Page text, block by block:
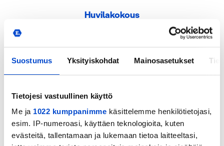
Suostumus Yksityiskohdat Mainosasetukset
Tietojesi vastuullinen käyttö
Me ja 1022 kumppanimme käsittelemme henkilötietojasi,
esim. IP-numeroasi, käyttäen teknologioita, kuten
evästeitä, tallentamaan ja lukemaan tietoa laitteeltasi,
Huvilakokous
Catering palveluhinnasto ja tilaus- ja
Villa Erikin menut